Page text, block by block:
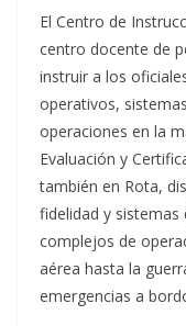
El Centro de
centro docente de
instruir a los
operativos,
operaciones en la
Evaluación y
también en Rota,
fidelidad y sistemas
complejos de
aérea hasta la
emergencias a